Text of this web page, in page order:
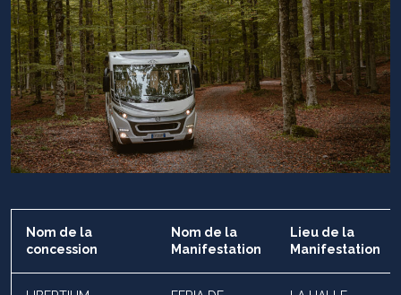
Nom de la
concession
Nom de la
Manifestation
Lieu de la
Manifestation